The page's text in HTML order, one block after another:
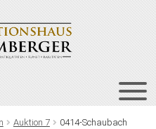
Auktion 7
0414-Schaubach